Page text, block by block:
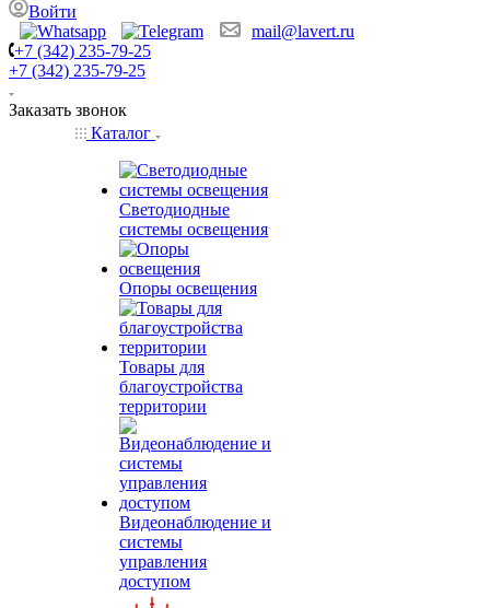
Войти
mail@lavert.ru
+7 (342) 235-79-25
+7 (342) 235-79-25
Заказать звонок
Каталог
Светодиодные
системы освещения
Опоры освещения
Товары для
благоустройства
территории
Видеонаблюдение и
системы
управления
доступом